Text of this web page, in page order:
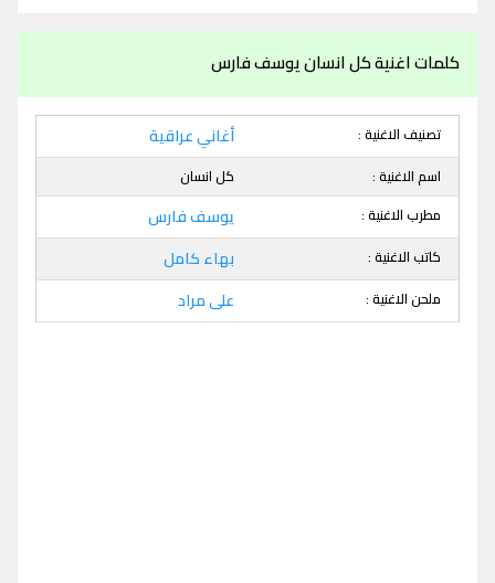
كلمات اغنية كل انسان يوسف فارس
تصنيف الاغنية : أغاني عراقية
اسم الاغنية :
كل انسان
مطرب الاغنية :
يوسف فارس
كاتب الاغنية : بهاء كامل
ملحن الاغنية : على مراد